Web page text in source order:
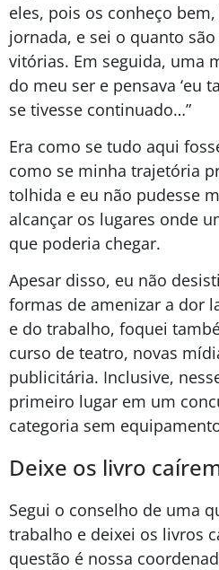
eles, pois os conheço
jornada, e sei o quanto
vitórias. Em seguida, uma
do meu ser e pensava ‘eu
se tivesse continuado…”
Era como se tudo aqui
como se minha trajetória
tolhida e eu não pudesse
alcançar os lugares onde
que poderia chegar.
Apesar disso, eu não
formas de amenizar a dor
e do trabalho, foquei
curso de teatro, novas
publicitária. Inclusive,
primeiro lugar em um
categoria sem
Deixe os livro
Segui o conselho de uma
trabalho e deixei os livros
questão é nossa